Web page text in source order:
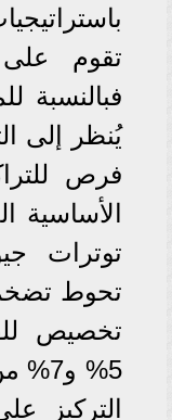
تقوم على
فبالنسبة
يُنظر إلى
فرص
الأساسية
توترات
تحوط
تخصيص
5%
التركيز